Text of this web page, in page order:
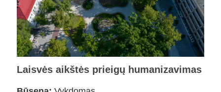
Laisvės aikštės prieigų humanizavimas